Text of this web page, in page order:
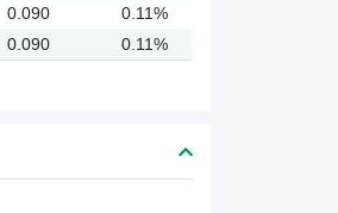
0.090
0.11%
0.090 0.11%